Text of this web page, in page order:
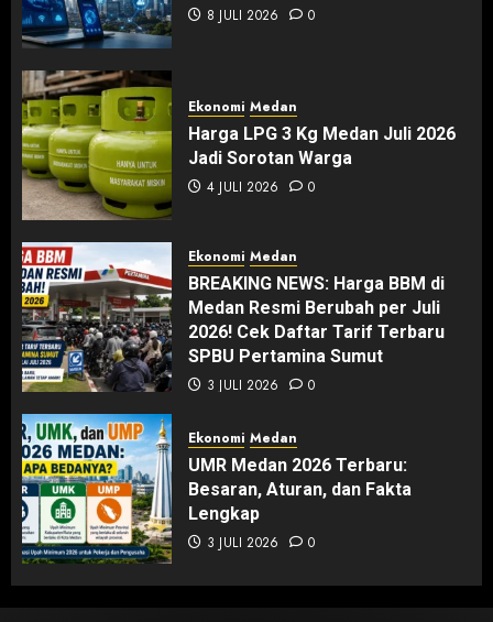
8 JULI 2026 0
Ekonomi Medan
Harga LPG 3 Kg Medan Juli 2026
Jadi Sorotan Warga
4 JULI 2026 0
Ekonomi Medan
BREAKING NEWS: Harga BBM di
Medan Resmi Berubah per Juli
2026! Cek Daftar Tarif Terbaru
SPBU Pertamina Sumut
3 JULI 2026 0
Ekonomi Medan
UMR Medan 2026 Terbaru:
Besaran, Aturan, dan Fakta
Lengkap
3 JULI 2026 0